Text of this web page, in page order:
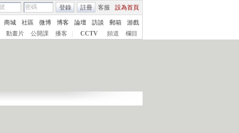
客服 設為首頁
登錄 註冊
商城 社區 微博 博客 論壇 訪談 郵箱
游戲
動畫片 公開課 播客 CCTV 頻道 欄目